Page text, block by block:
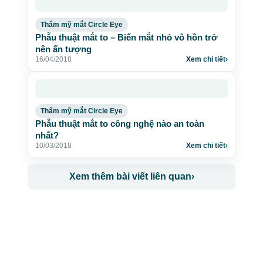
Thẩm mỹ mắt Circle Eye
Phẫu thuật mắt to – Biến mắt nhỏ vô hồn trở
nên ấn tượng
16/04/2018 Xem chi tiết›
Thẩm mỹ mắt Circle Eye
Phẫu thuật mắt to công nghệ nào an toàn
nhất?
10/03/2018 Xem chi tiết›
Xem thêm bài viết liên quan›